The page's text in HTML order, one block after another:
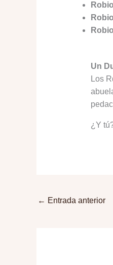
Un
Los
¿Y
← Entrada anterior